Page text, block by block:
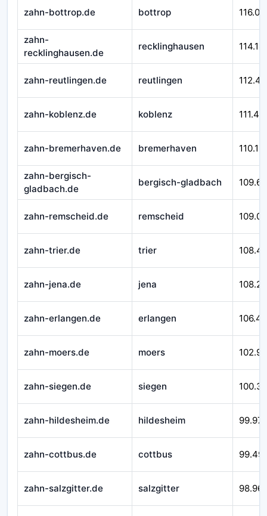
zahn-bottrop.de bottrop
zahn-
recklinghausen.de
recklinghausen
zahn-reutlingen.de reutlingen
zahn-koblenz.de koblenz
zahn-bremerhaven.de bremerhaven
zahn-bergisch-
gladbach.de
bergisch-gladbach
zahn-remscheid.de remscheid
zahn-trier.de trier
zahn-jena.de jena
zahn-erlangen.de erlangen
zahn-moers.de moers
zahn-siegen.de siegen
zahn-hildesheim.de hildesheim
zahn-cottbus.de cottbus 99.491
zahn-salzgitter.de salzgitter